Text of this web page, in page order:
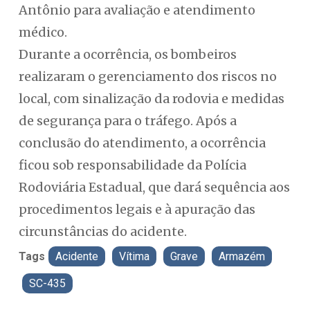
Antônio para avaliação e atendimento
médico.
Durante a ocorrência, os bombeiros
realizaram o gerenciamento dos riscos no
local, com sinalização da rodovia e medidas
de segurança para o tráfego. Após a
conclusão do atendimento, a ocorrência
ficou sob responsabilidade da Polícia
Rodoviária Estadual, que dará sequência aos
procedimentos legais e à apuração das
circunstâncias do acidente.
Tags Acidente Vítima Grave Armazém
SC-435